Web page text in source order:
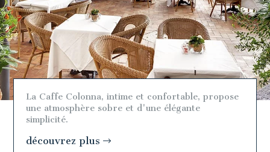
La Caffe Colonna, intime et confortable, propose
une atmosphère sobre et d'une élégante
simplicité.
découvrez plus